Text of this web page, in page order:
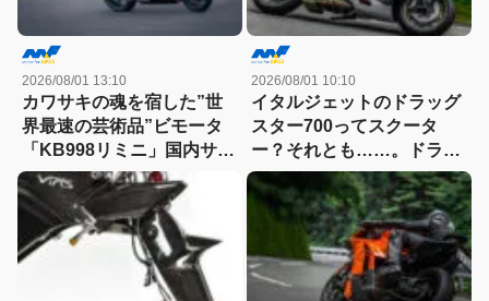
2026/08/01 13:10
カワサキの魂を宿した”世
界最速の芸術品”ビモータ
「KB998リミニ」国内サー
キット試乗記
2026/08/01 10:10
イタルジェットのドラッグ
スター700ってスクータ
ー？それとも……。ドラッ
グスター700ツイン・リミ
テッドエディション試乗記